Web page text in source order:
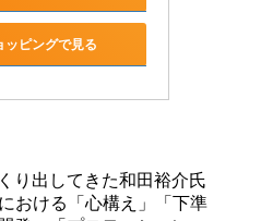
ッピングで見る
り出してきた和田裕介氏
おける「心構え」「下準